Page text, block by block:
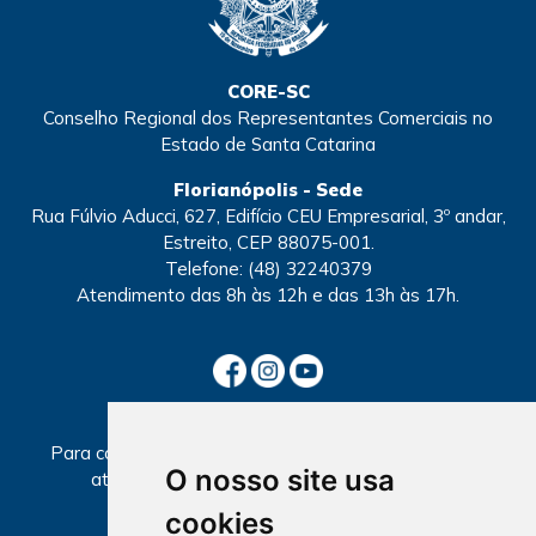
O nosso site usa
cookies
CORE-SC
Conselho Regional dos Representantes Comerciais no
Estado de Santa Catarina
Florianópolis - Sede
Rua Fúlvio Aducci, 627, Edifício CEU Empresarial, 3º andar,
Estreito, CEP 88075-001.
Telefone: (48) 32240379
Atendimento das 8h às 12h e das 13h às 17h.
Para consultar informações sobre local e horários de
atendimento, selecione a Seccional abaixo.